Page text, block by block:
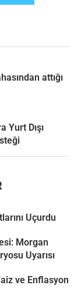
attığı
Yurt Dışı
Uçurdu
Morgan
Uyarısı
ve Enflasyon